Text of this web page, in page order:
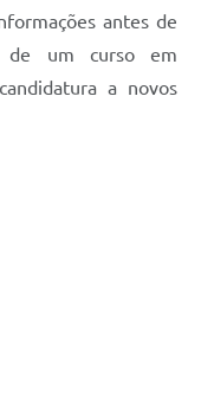
antes de
de um curso em
a novos